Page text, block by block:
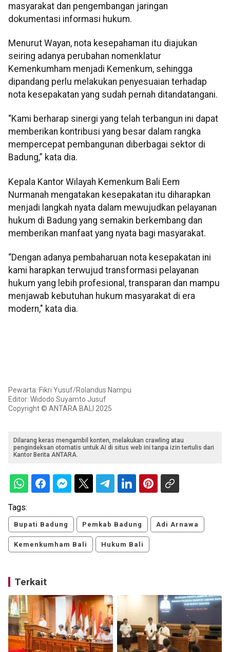
masyarakat dan pengembangan jaringan
dokumentasi informasi hukum.
Menurut Wayan, nota kesepahaman itu diajukan
seiring adanya perubahan nomenklatur
Kemenkumham menjadi Kemenkum, sehingga
dipandang perlu melakukan penyesuaian terhadap
nota kesepakatan yang sudah pernah ditandatangani.
“Kami berharap sinergi yang telah terbangun ini dapat
memberikan kontribusi yang besar dalam rangka
mempercepat pembangunan diberbagai sektor di
Badung,” kata dia.
Kepala Kantor Wilayah Kemenkum Bali Eem
Nurmanah mengatakan kesepakatan itu diharapkan
menjadi langkah nyata dalam mewujudkan pelayanan
hukum di Badung yang semakin berkembang dan
memberikan manfaat yang nyata bagi masyarakat.
“Dengan adanya pembaharuan nota kesepakatan ini
kami harapkan terwujud transformasi pelayanan
hukum yang lebih profesional, transparan dan mampu
menjawab kebutuhan hukum masyarakat di era
modern," kata dia.
Pewarta: Fikri Yusuf/Rolandus Nampu
Editor: Widodo Suyamto Jusuf
Copyright © ANTARA BALI 2025
Dilarang keras mengambil konten, melakukan crawling atau
pengindeksan otomatis untuk AI di situs web ini tanpa izin tertulis dari
Kantor Berita ANTARA.
Tags:
Bupati Badung Pemkab Badung Adi Arnawa
Kemenkumham Bali Hukum Bali
Terkait